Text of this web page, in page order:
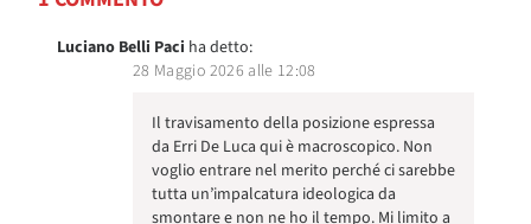
Luciano Belli Paci ha detto:
28 Maggio 2026 alle 12:08
Il travisamento della posizione espressa
da Erri De Luca qui è macroscopico. Non
voglio entrare nel merito perché ci sarebbe
tutta un’impalcatura ideologica da
smontare e non ne ho il tempo. Mi limito a